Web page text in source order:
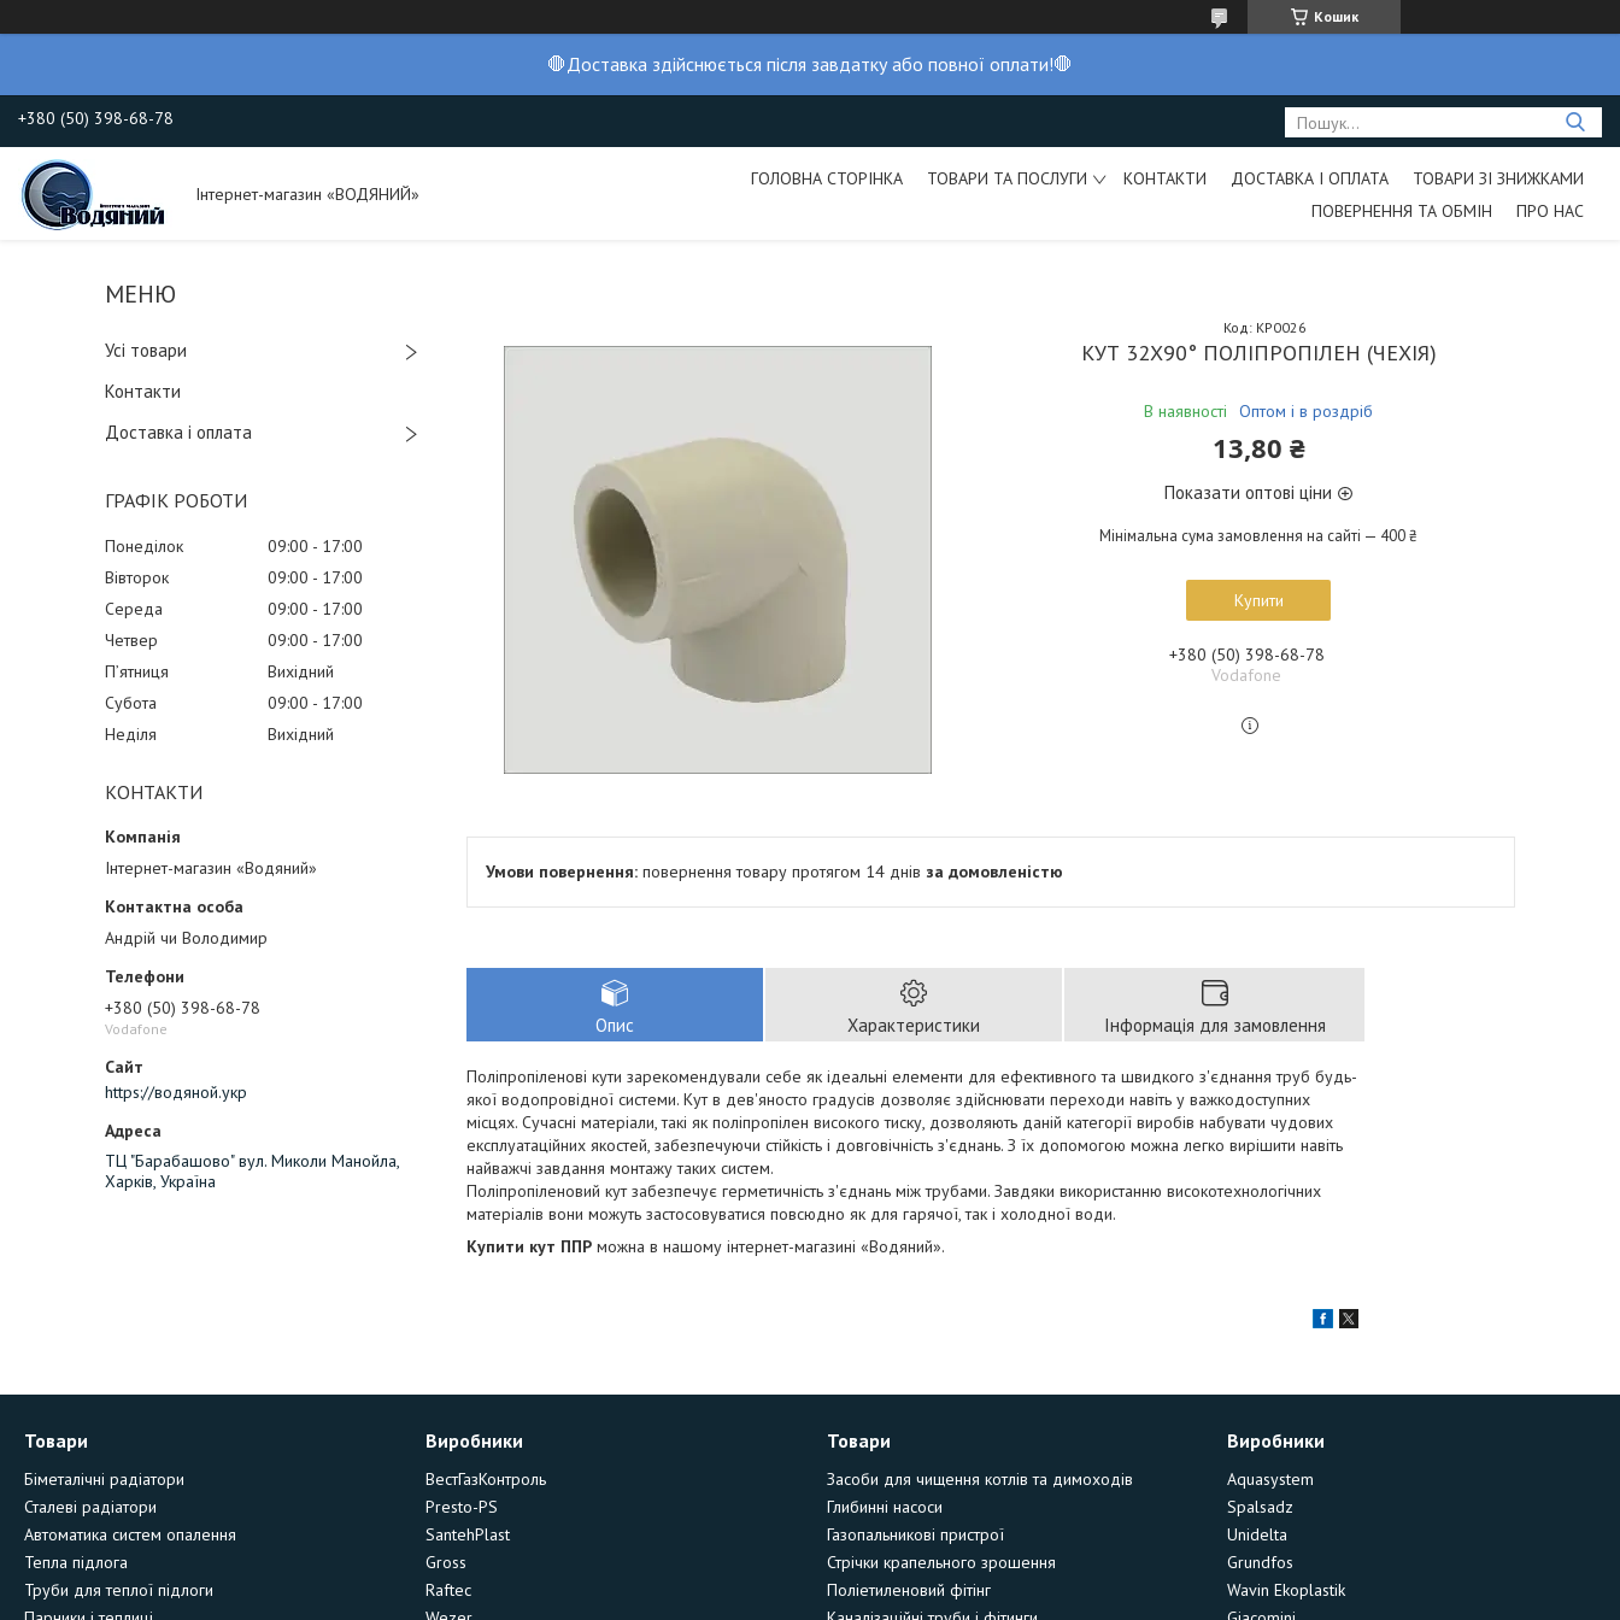
Кошик
🛑Доставка здійснюється після завдатку або повної оплати!🛑
+380 (50) 398-68-78
Інтернет-магазин «ВОДЯНИЙ»
ГОЛОВНА СТОРІНКА ТОВАРИ ТА ПОСЛУГИ КОНТАКТИ ДОСТАВКА І ОПЛАТА
ТОВАРИ ЗІ ЗНИЖКАМИ
ПОВЕРНЕННЯ ТА ОБМІН
ПРО НАС
Усі товари
Контакти
Доставка і оплата
ГРАФІК РОБОТИ
Понеділок 09:00
17:00
Вівторок
09:00
17:00
Середа
09:00
17:00
Четвер
09:00
17:00
Пʼятниця
Вихідний
Субота
09:00
17:00
Неділя
Вихідний
КОНТАКТИ
Інтернет-магазин «Водяний»
Андрій чи Володимир
+380 (50) 398-68-78
Vodafone
https://водяной.укр
ТЦ "Барабашово" вул. Миколи Манойла,
Харків, Україна
КУТ 32Х90° ПОЛІПРОПІЛЕН (ЧЕХІЯ)
В наявності Оптом і в роздріб
Код: KP0026
13,80 ₴
Показати оптові ціни
Мінімальна сума замовлення на сайті — 400 ₴
Купити
+380 (50) 398-68-78
Vodafone
повернення товару протягом 14 днів за домовленістю
Опис Характеристики Інформація для замовлення
Поліпропіленові кути зарекомендували себе як ідеальні елементи для ефективного та швидкого з'єднання труб будь-
якої водопровідної системи. Кут в дев'яносто градусів дозволяє здійснювати переходи навіть у важкодоступних
місцях. Сучасні матеріали, такі як поліпропілен високого тиску, дозволяють даній категорії виробів набувати чудових
експлуатаційних якостей, забезпечуючи стійкість і довговічність з'єднань. З їх допомогою можна легко вирішити навіть
найважчі завдання монтажу таких систем.
Поліпропіленовий кут забезпечує герметичність з'єднань між трубами. Завдяки використанню високотехнологічних
матеріалів вони можуть застосовуватися повсюдно як для гарячої, так і холодної води.
Купити кут ППР можна в нашому інтернет-магазині «Водяний».
Товари
Біметалічні радіатори
Сталеві радіатори
Автоматика систем опалення
Тепла підлога
Труби для теплої підлоги
Виробники
ВестГазКонтроль
Presto-PS
SantehPlast
Gross
Raftec
Товари
Засоби для чищення котлів та димоходів
Глибинні насоси
Газопальникові пристрої
Стрічки крапельного зрошення
Поліетиленовий фітінг
Виробники
Aquasystem
Spalsadz
Unidelta
Grundfos
Wavin Ekoplastik